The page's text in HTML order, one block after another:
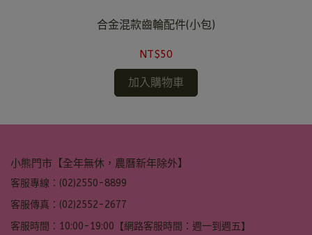
合金混款齒輪配件(小包)
NT$50
加入購物車
小熊門市【全年無休，農曆新年除外】
客服專線：(02)2550-8899
客服傳真：(02)2552-2677
客服時間：10:00-19:00【網路客服時間：週一到週五】